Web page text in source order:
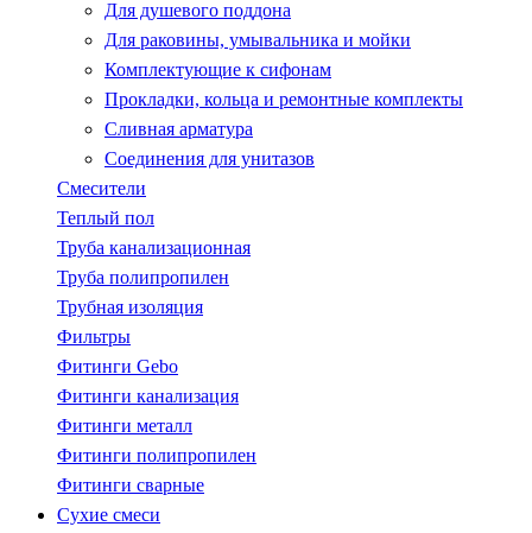
Для душевого поддона
Для раковины, умывальника и мойки
Комплектующие к сифонам
Прокладки, кольца и ремонтные комплекты
Сливная арматура
Соединения для унитазов
Смесители
Теплый пол
Труба канализационная
Труба полипропилен
Трубная изоляция
Фильтры
Фитинги Gebo
Фитинги канализация
Фитинги металл
Фитинги полипропилен
Фитинги сварные
Сухие смеси